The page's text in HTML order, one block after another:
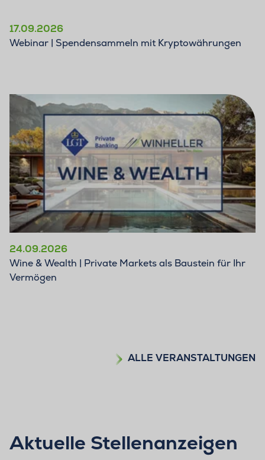
17.09.2026
Webinar | Spendensammeln mit Kryptowährungen
24.09.2026
Wine & Wealth | Private Markets als Baustein für Ihr
Vermögen
ALLE VERANSTALTUNGEN
Aktuelle Stellenanzeigen